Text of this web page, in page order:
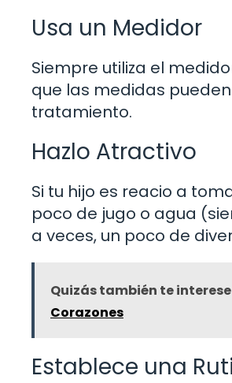
Usa un Medidor
Siempre utiliza el
que las medidas
tratamiento.
Hazlo Atractivo
Si tu hijo es reacio a
poco de jugo o agua
a veces, un poco de
Quizás también te
Corazones
Establece una